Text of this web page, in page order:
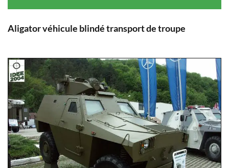
Aligator véhicule blindé transport de troupe